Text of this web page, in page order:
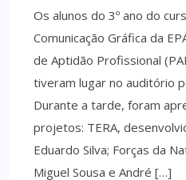
Os alunos do 3º ano do
Comunicação Gráfica da
de Aptidão Profissional
tiveram lugar no auditório
Durante a tarde, foram
projetos: TERA,
Eduardo Silva; Forças da
Miguel Sousa e André […]